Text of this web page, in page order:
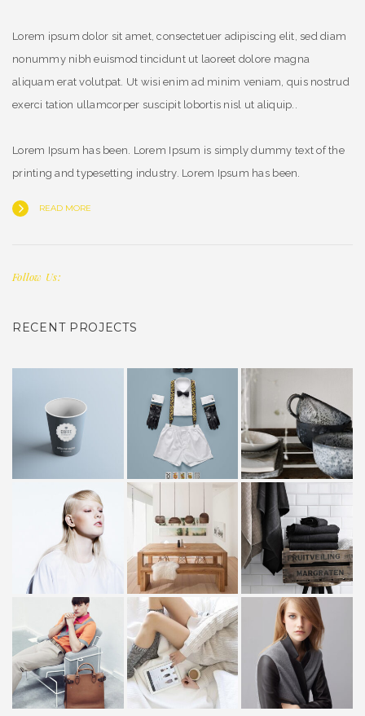
Lorem ipsum dolor sit amet, consectetuer adipiscing elit, sed diam
nonummy nibh euismod tincidunt ut laoreet dolore magna
aliquam erat volutpat. Ut wisi enim ad minim veniam, quis nostrud
exerci tation ullamcorper suscipit lobortis nisl ut aliquip..
Lorem Ipsum has been. Lorem Ipsum is simply dummy text of the
printing and typesetting industry. Lorem Ipsum has been.
READ MORE
Follow Us:
RECENT PROJECTS